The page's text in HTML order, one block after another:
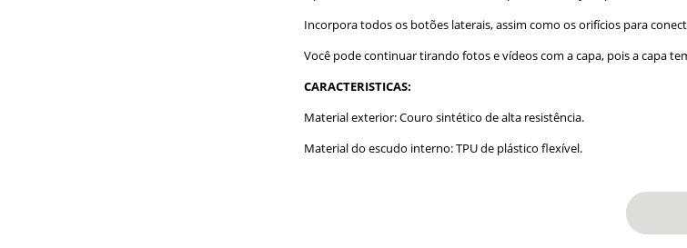
Incorpora todos os botões laterais, assim como os orifícios para
Você pode continuar tirando fotos e vídeos com a capa, pois a capa
CARACTERISTICAS:
Material exterior: Couro sintético de alta resistência.
Material do escudo interno: TPU de plástico flexível.